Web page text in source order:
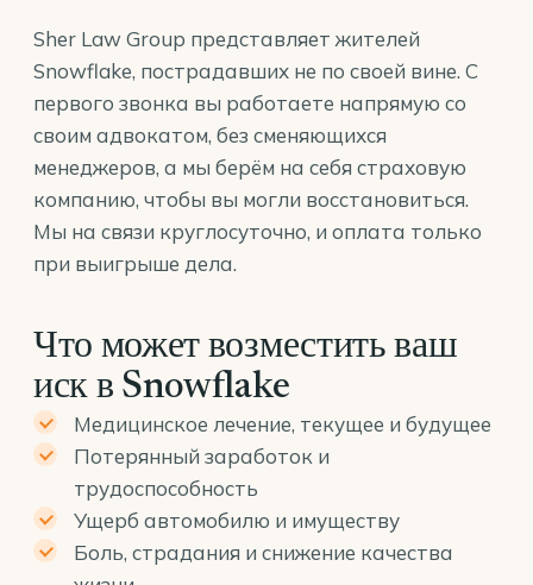
Sher Law Group представляет жителей
Snowflake, пострадавших не по своей вине. С
первого звонка вы работаете напрямую со
своим адвокатом, без сменяющихся
менеджеров, а мы берём на себя страховую
компанию, чтобы вы могли восстановиться.
Мы на связи круглосуточно, и оплата только
при выигрыше дела.
Что может возместить ваш
иск в Snowflake
Медицинское лечение, текущее и будущее
Потерянный заработок и
трудоспособность
Ущерб автомобилю и имуществу
Боль, страдания и снижение качества